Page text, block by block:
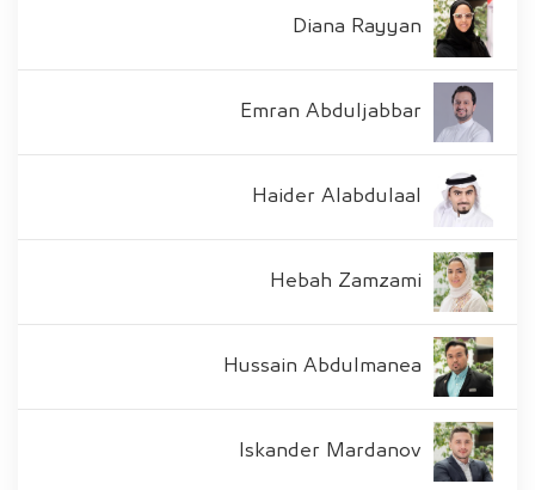
Diana Rayyan
Emran Abduljabbar
Haider Alabdulaal
Hebah Zamzami
Hussain Abdulmanea
Iskander Mardanov